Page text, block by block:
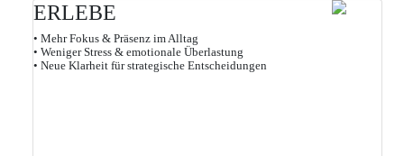
ERLEBE
• Mehr Fokus & Präsenz im Alltag
• Weniger Stress & emotionale Überlastung
• Neue Klarheit für strategische Entscheidungen